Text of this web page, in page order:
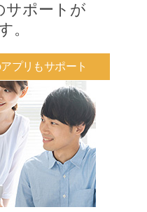
サポートが
。
プリもサポート